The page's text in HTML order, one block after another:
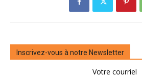
Inscrivez-vous à notre Newsletter
Votre courriel